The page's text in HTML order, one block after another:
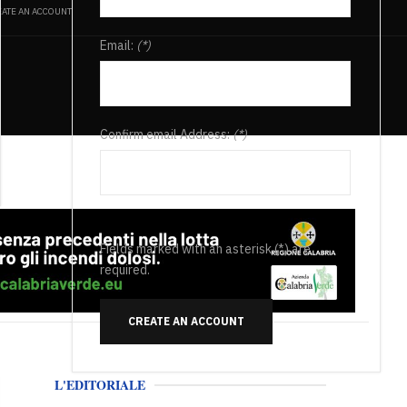
AN ACCOUNT
Email: (*)
Confirm email Address:(*)
Fields marked with an asterisk (*) are
required.
CREATE AN ACCOUNT
L'EDITORIALE